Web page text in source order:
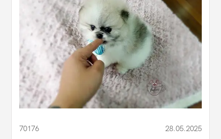
70176 28.05.2025